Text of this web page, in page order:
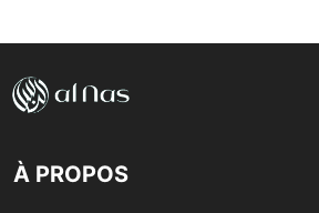
À PROPOS